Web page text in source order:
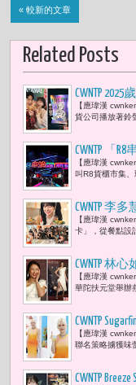
« 較新的文章
Related Posts
CWNTP
幽默 肯德
【應瑋漢
貨公司播放著鈴
CWNTP 「
意的出口
【應瑋漢
叫R8貨櫃市集
CWNTP 李
爸媽媽說
【應瑋漢
卡」，從餐點設
CWNTP 林
「把時間
【應瑋漢
華陀扶元堂舉辦
CWNTP
【應瑋漢
聯名策略擄獲味
CWNTP